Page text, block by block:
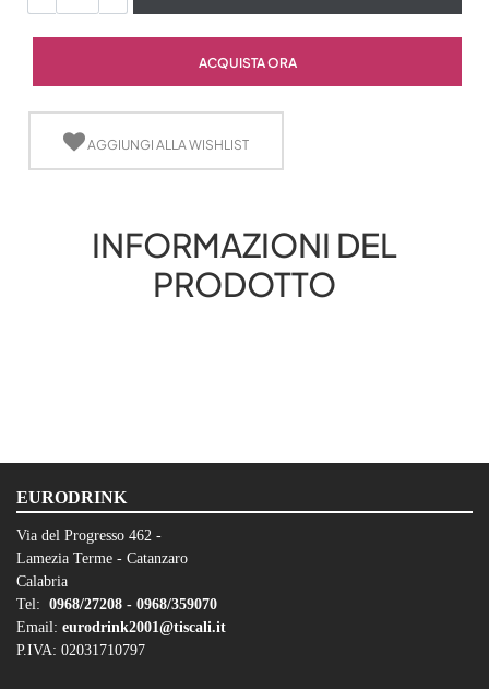
ACQUISTA ORA
AGGIUNGI ALLA WISHLIST
INFORMAZIONI DEL
PRODOTTO
EURODRINK
Via del Progresso 462 -
Lamezia Terme - Catanzaro
Calabria
Tel: 0968/27208 - 0968/359070
Email: eurodrink2001@tiscali.it
P.IVA: 02031710797